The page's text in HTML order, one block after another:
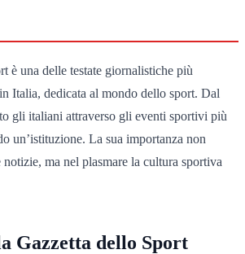
è una delle testate giornalistiche più
Italia, dedicata al mondo dello sport. Dal
gli italiani attraverso gli eventi sportivi più
un’istituzione. La sua importanza non
ma nel plasmare la cultura sportiva
Gazzetta dello Sport